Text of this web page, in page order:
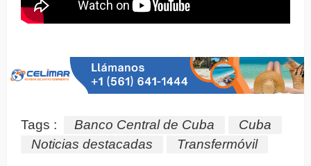
Tags : Banco Central de Cuba
Cuba
Noticias destacadas
Transfermóvil